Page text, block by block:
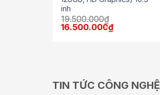
inh
19.500.000₫
Giá
16.500.000₫Giá
TIN TỨC CÔNG NGHỆ